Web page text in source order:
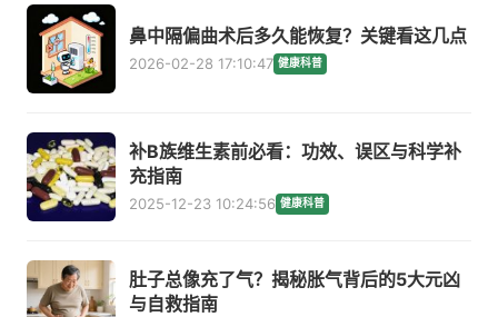
鼻中隔偏曲术后多久能恢复？关键看这几点
2026-02-28 17:10:47 健康科普
补B族维生素前必看：功效、误区与科学补
充指南
2025-12-23 10:24:56 健康科普
肚子总像充了气？揭秘胀气背后的5大元凶
与自救指南